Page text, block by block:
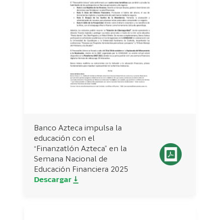
Banco Azteca impulsa la
educación con el
“Finanzatlón Azteca” en la
Semana Nacional de
Educación Financiera 2025
Descargar